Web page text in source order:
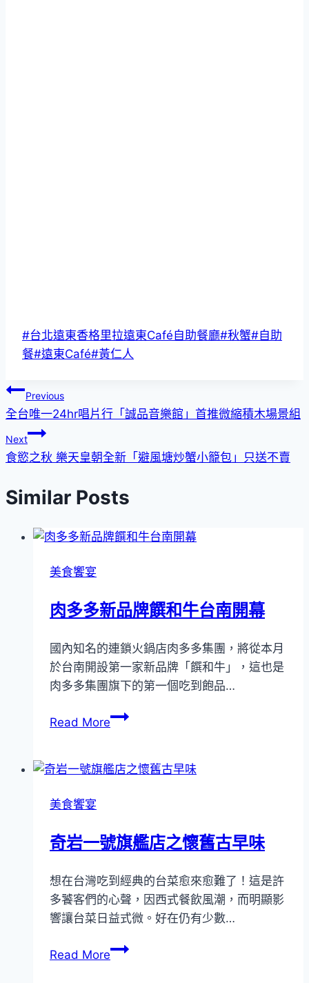
Post
Tags:
#台北遠東香格里拉遠東Café自助餐廳#秋蟹#自助
餐#遠東Café#黃仁人
文
章
導
Previous
全台唯一24hr唱片行「誠品音樂館」首推微縮積木場景組
Next
食慾之秋 樂天皇朝全新「避風塘炒蟹小籠包」只送不賣
Similar Posts
美食饗宴
肉多多新品牌饌和牛台南開幕
國內知名的連鎖火鍋店肉多多集團，將從本月
於台南開設第一家新品牌「饌和牛」，這也是
肉多多集團旗下的第一個吃到飽品…
Read More肉
新
和
台
南
開
美食饗宴
奇岩一號旗艦店之懷舊古早味
想在台灣吃到經典的台菜愈來愈難了！這是許
多饕客們的心聲，因西式餐飲風潮，而明顯影
響讓台菜日益式微。好在仍有少數…
Read More奇